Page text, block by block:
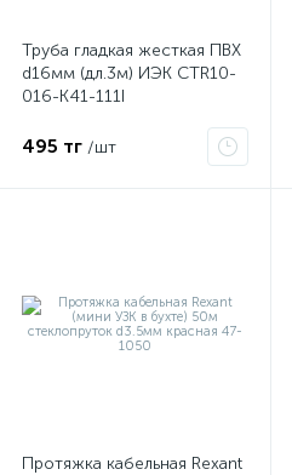
Труба гладкая жесткая ПВХ
d16мм (дл.3м) ИЭК CTR10-
016-K41-111I
495 тг /шт
Протяжка кабельная Rexant